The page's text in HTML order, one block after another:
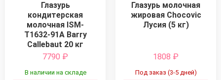
Глазурь
кондитерская
молочная ISM-
T1632-91A Barry
Callebaut 20 кг
7790 ₽
В наличии на складе
Глазурь молочная
жировая Chocovic
Лусия (5 кг)
1808 ₽
Под заказ (3-5 дней)